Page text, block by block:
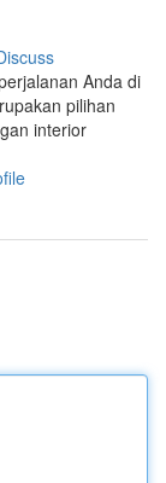
Anda di
pilihan
interior